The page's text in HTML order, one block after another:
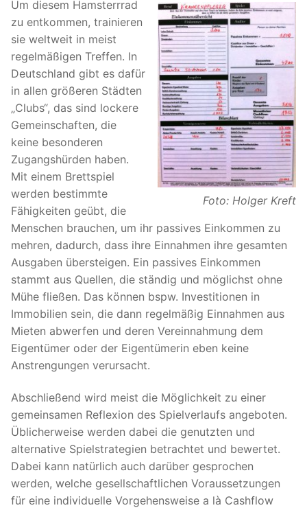
Foto: Holger Kreft
Um diesem Hamsterrrad
zu entkommen, trainieren
sie weltweit in meist
regelmäßigen Treffen. In
Deutschland gibt es dafür
in allen größeren Städten
„Clubs“, das sind lockere
Gemeinschaften, die
keine besonderen
Zugangshürden haben.
Mit einem Brettspiel
werden bestimmte
Fähigkeiten geübt, die
Menschen brauchen, um ihr passives Einkommen zu
mehren, dadurch, dass ihre Einnahmen ihre gesamten
Ausgaben übersteigen. Ein passives Einkommen
stammt aus Quellen, die ständig und möglichst ohne
Mühe fließen. Das können bspw. Investitionen in
Immobilien sein, die dann regelmäßig Einnahmen aus
Mieten abwerfen und deren Vereinnahmung dem
Eigentümer oder der Eigentümerin eben keine
Anstrengungen verursacht.
Abschließend wird meist die Möglichkeit zu einer
gemeinsamen Reflexion des Spielverlaufs angeboten.
Üblicherweise werden dabei die genutzten und
alternative Spielstrategien betrachtet und bewertet.
Dabei kann natürlich auch darüber gesprochen
werden, welche gesellschaftlichen Voraussetzungen
für eine individuelle Vorgehensweise a là Cashflow